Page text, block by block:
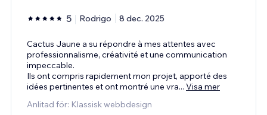
5 Rodrigo 8 dec. 2025
Cactus Jaune a su répondre à mes attentes avec
professionnalisme, créativité et une communication
impeccable.
Ils ont compris rapidement mon projet, apporté des
idées pertinentes et ont montré une vra... Visa mer
Anlitad för: Klassisk webbdesign